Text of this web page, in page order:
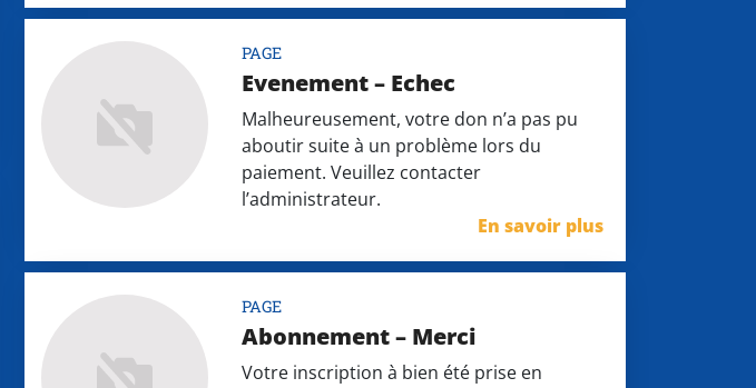
PAGE
Evenement – Echec
Malheureusement, votre don n’a pas pu
aboutir suite à un problème lors du
paiement. Veuillez contacter
l’administrateur.
En savoir plus
PAGE
Abonnement – Merci
Votre inscription à bien été prise en